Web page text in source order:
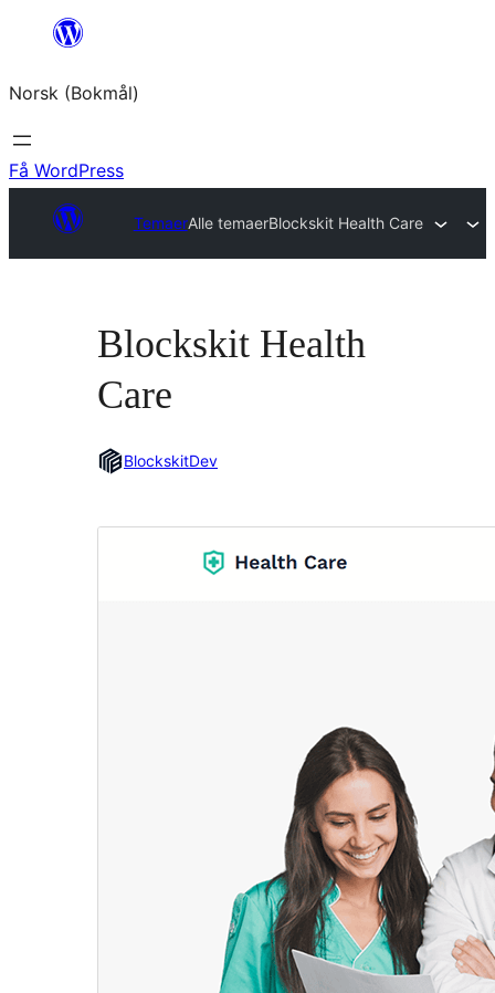
Hopp
innhold
Norsk (Bokmål)
Få WordPress
TemaerAlle temaerBlockskit Health Care
Blockskit Health
Care
BlockskitDev